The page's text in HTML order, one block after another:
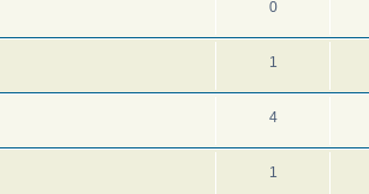
0
1
4
1